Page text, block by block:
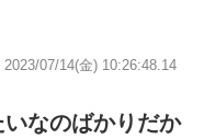
2023/07/14(金) 10:26:48.14
なのばかりだか